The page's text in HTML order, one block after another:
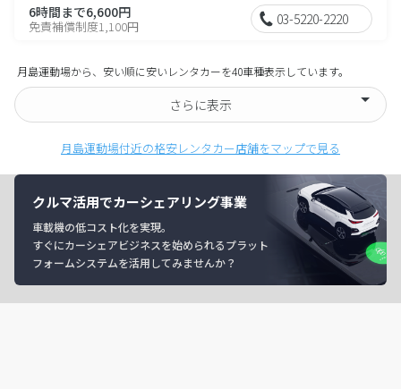
6時間まで6,600円
免責補償制度1,100円 03-5220-2220
月島運動場から、安い順に安いレンタカーを40車種表示しています。
さらに表示
月島運動場付近の格安レンタカー店舗をマップで見る
クルマ活用でカーシェアリング事業
車載機の低コスト化を実現。
すぐにカーシェアビジネスを始められるプラット
フォームシステムを活用してみませんか？